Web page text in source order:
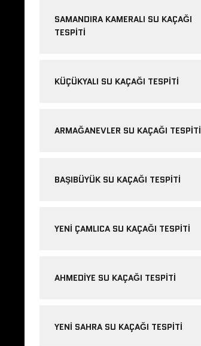
SAMANDIRA KAMERALI SU KAÇAĞI
TESPITI
KÜÇÜKYALI SU KAÇAĞI TESPITI
ARMAĞANEVLER SU KAÇAĞI TESPITI
BAŞIBÜYÜK SU KAÇAĞI TESPITI
YENI ÇAMLICA SU KAÇAĞI TESPITI
AHMEDIYE SU KAÇAĞI TESPITI
YENI SAHRA SU KAÇAĞI TESPITI